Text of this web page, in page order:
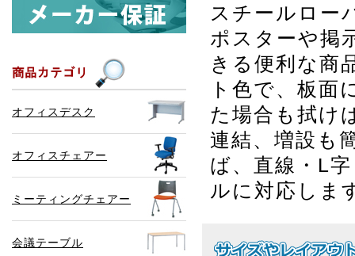
スチールロー
ポスターや掲
きる便利な商
ト色で、板面
た場合も拭け
連結、増設も
ば、直線・L
ルに対応しま
オフィスデスク
オフィスチェアー
ミーティングチェアー
会議テーブル